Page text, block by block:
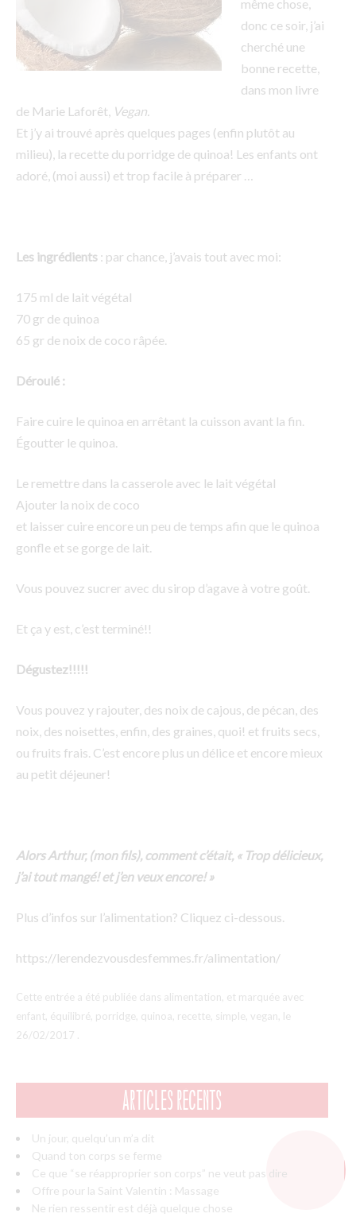
même chose,
donc ce soir, j’ai
cherché une
bonne recette,
dans mon livre
de Marie Laforêt, Vegan.
Et j’y ai trouvé après quelques pages (enfin plutôt au
milieu), la recette du porridge de quinoa! Les enfants ont
adoré, (moi aussi) et trop facile à préparer …
Les ingrédients : par chance, j’avais tout avec moi:
175 ml de lait végétal
70 gr de quinoa
65 gr de noix de coco râpée.
Déroulé :
Faire cuire le quinoa en arrêtant la cuisson avant la fin.
Égoutter le quinoa.
Le remettre dans la casserole avec le lait végétal
Ajouter la noix de coco
et laisser cuire encore un peu de temps afin que le quinoa
gonfle et se gorge de lait.
Vous pouvez sucrer avec du sirop d’agave à votre goût.
Et ça y est, c’est terminé!!
Dégustez!!!!!
Vous pouvez y rajouter, des noix de cajous, de pécan, des
noix, des noisettes, enfin, des graines, quoi! et fruits secs,
ou fruits frais. C’est encore plus un délice et encore mieux
au petit déjeuner!
Alors Arthur, (mon fils), comment c’était, « Trop délicieux,
j’ai tout mangé! et j’en veux encore! »
Plus d’infos sur l’alimentation? Cliquez ci-dessous.
https://lerendezvousdesfemmes.fr/alimentation/
Cette entrée a été publiée dans alimentation , et marquée avec
enfant équilibré porridge quinoa recette simple vegan , le
26/02/2017
ARTICLES RÉCENTS
Un jour, quelqu’un m’a dit
Quand ton corps se ferme
Ce que “se réapproprier son corps” ne veut pas dire
Offre pour la Saint Valentin : Massage
Ne rien ressentir est déjà quelque chose